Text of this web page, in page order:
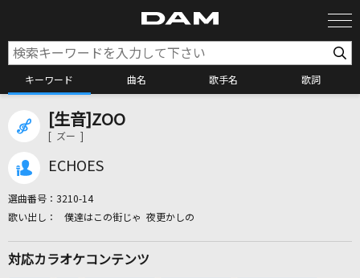
キーワード 曲名 歌手名 歌詞
[生音]ZOO
[ ズー ]
ECHOES
選曲番号： 3210-14
僕達はこの街じゃ 夜更かしの
対応カラオケコンテンツ